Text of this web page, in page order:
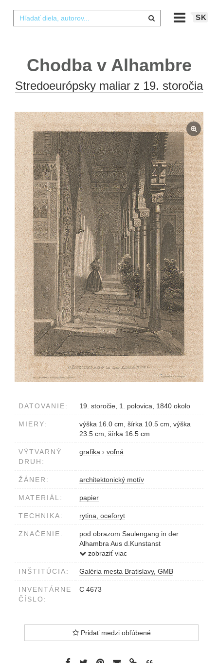
SK
Chodba v Alhambre
Stredoeurópsky maliar z 19. storočia
DATOVANIE: 19. storočie, 1. polovica, 1840 okolo
MIERY:
výška 16.0 cm, šírka 10.5 cm, výška
23.5 cm, šírka 16.5 cm
VÝTVARNÝ
DRUH:
grafika › voľná
ŽÁNER: architektonický motív
MATERIÁL: papier
TECHNIKA: rytina, oceľoryt
ZNAČENIE:
pod obrazom Saulengang in der
Alhambra Aus d.Kunstanst
d.Bibliogr.Inst. in Hildbh. Eigenthum
neznačené
zobraziť viac
INŠTITÚCIA: Galéria mesta Bratislavy, GMB
INVENTÁRNE
ČÍSLO:
C 4673
Pridať medzi obľúbené